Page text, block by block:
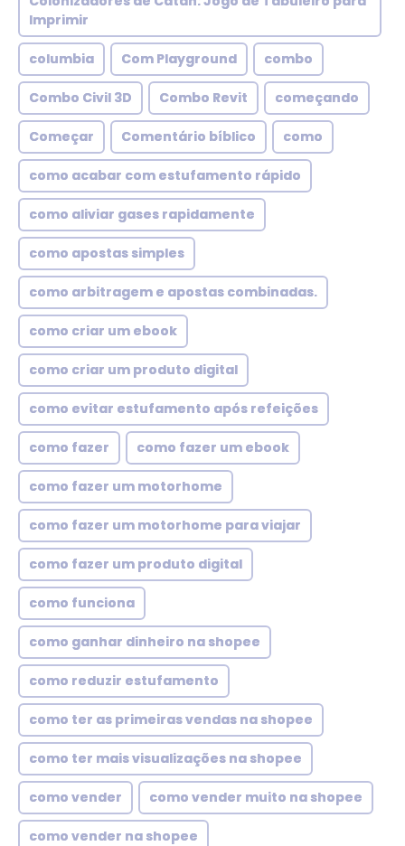
Imprimir
columbia Com Playground combo
Combo Civil 3D Combo Revit começando
Começar Comentário bíblico como
como acabar com estufamento rápido
como aliviar gases rapidamente
como apostas simples
como arbitragem e apostas combinadas.
como criar um ebook
como criar um produto digital
como evitar estufamento após refeições
como fazer como fazer um ebook
como fazer um motorhome
como fazer um motorhome para viajar
como fazer um produto digital
como funciona
como ganhar dinheiro na shopee
como reduzir estufamento
como ter as primeiras vendas na shopee
como ter mais visualizações na shopee
como vender como vender muito na shopee
como vender na shopee